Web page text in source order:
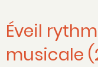
Éveil
musicale